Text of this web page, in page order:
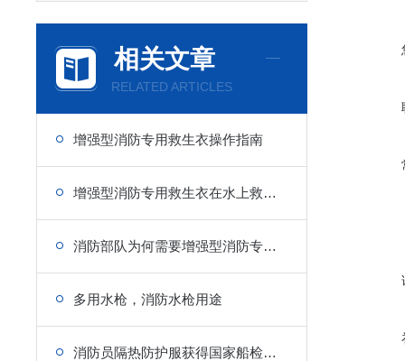
相关文章
RELATED ARTICLES
增强型消防专用救生衣操作指南
增强型消防专用救生衣在水上救援中的重要性
消防部队为何需要增强型消防专用救生衣
多用水枪，消防水枪用途
消防员隔热防护服获得国家船检局检验认可的船用产品证书